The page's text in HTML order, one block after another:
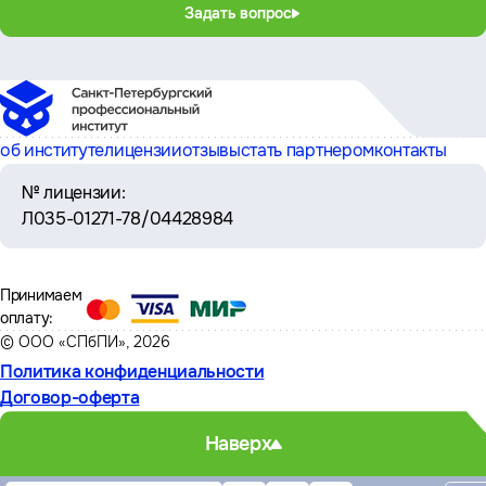
Задать вопрос
об институтелицензииотзывыстать партнеромконтакты
№ лицензии:
Л035-01271-78/04428984
© ООО «СПбПИ», 2026
Политика конфиденциальности
Договор-оферта
Принимаем
оплату:
Наверх